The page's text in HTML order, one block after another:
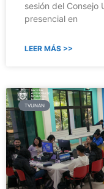
sesión del Consejo
presencial en
LEER MÁS >>
TVUNAN